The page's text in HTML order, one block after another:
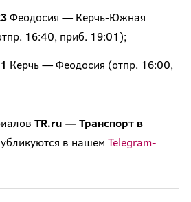
Феодосия — Керчь-Южная
16:40, приб. 19:01);
Керчь — Феодосия (отпр. 16:00,
TR.ru — Транспорт в
в нашем Telegram-